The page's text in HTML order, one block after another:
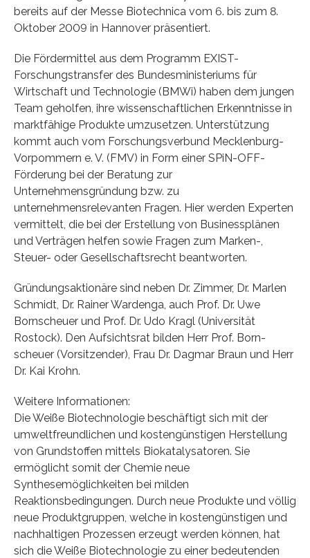
bereits auf der Messe Biotechnica vom 6. bis zum 8.
Oktober 2009 in Hannover präsentiert.
Die Fördermittel aus dem Programm EXIST-
Forschungstransfer des Bundesministeriums für
Wirtschaft und Technologie (BMWi) haben dem jungen
Team geholfen, ihre wissenschaftlichen Erkenntnisse in
marktfähige Produkte umzusetzen. Unterstützung
kommt auch vom Forschungsverbund Mecklenburg-
Vorpommern e. V. (FMV) in Form einer SPiN-OFF-
Förderung bei der Beratung zur
Unternehmensgründung bzw. zu
unternehmensrelevanten Fragen. Hier werden Experten
vermittelt, die bei der Erstellung von Businessplänen
und Verträgen helfen sowie Fragen zum Marken-,
Steuer- oder Gesellschaftsrecht beantworten.
Gründungsaktionäre sind neben Dr. Zimmer, Dr. Marlen
Schmidt, Dr. Rainer Wardenga, auch Prof. Dr. Uwe
Bornscheuer und Prof. Dr. Udo Kragl (Universität
Rostock). Den Aufsichtsrat bilden Herr Prof. Born-
scheuer (Vorsitzender), Frau Dr. Dagmar Braun und Herr
Dr. Kai Krohn.
Weitere Informationen:
Die Weiße Biotechnologie beschäftigt sich mit der
umweltfreundlichen und kostengünstigen Herstellung
von Grundstoffen mittels Biokatalysatoren. Sie
ermöglicht somit der Chemie neue
Synthesemöglichkeiten bei milden
Reaktionsbedingungen. Durch neue Produkte und völlig
neue Produktgruppen, welche in kostengünstigen und
nachhaltigen Prozessen erzeugt werden können, hat
sich die Weiße Biotechnologie zu einer bedeutenden